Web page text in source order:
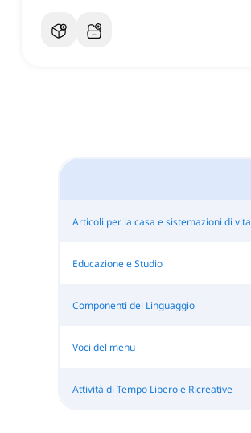
Articoli per la casa e sistemazioni di vita
Educazione e Studio
Componenti del Linguaggio
Voci del menu
Attività di Tempo Libero e Ricreative